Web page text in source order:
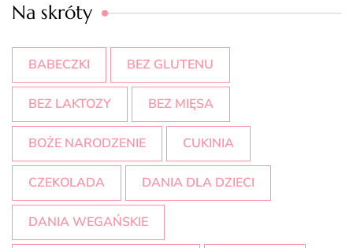
Na skróty
BABECZKI BEZ GLUTENU
BEZ LAKTOZY BEZ MIĘSA
BOŻE NARODZENIE CUKINIA
CZEKOLADA DANIA DLA DZIECI
DANIA WEGAŃSKIE